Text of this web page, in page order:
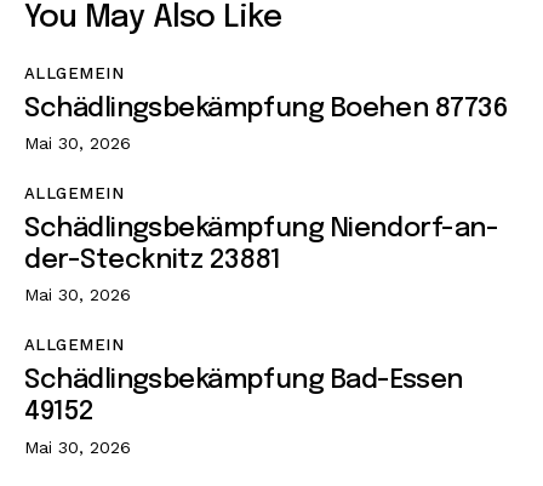
You May Also Like
ALLGEMEIN
Schädlingsbekämpfung Boehen 87736
Mai 30, 2026
ALLGEMEIN
Schädlingsbekämpfung Niendorf-an-
der-Stecknitz 23881
Mai 30, 2026
ALLGEMEIN
Schädlingsbekämpfung Bad-Essen
49152
Mai 30, 2026